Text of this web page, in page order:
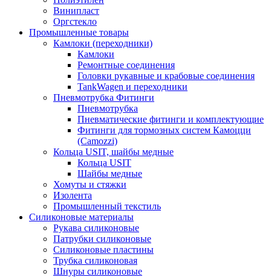
Винипласт
Оргстекло
Промышленные товары
Камлоки (переходники)
Камлоки
Ремонтные соединения
Головки рукавные и крабовые соединения
TankWagen и переходники
Пневмотрубка Фитинги
Пневмотрубка
Пневматические фитинги и комплектующие
Фитинги для тормозных систем Камоцци
(Camozzi)
Кольца USIT, шайбы медные
Кольца USIT
Шайбы медные
Хомуты и стяжки
Изолента
Промышленный текстиль
Силиконовые материалы
Рукава силиконовые
Патрубки силиконовые
Силиконовые пластины
Трубка силиконовая
Шнуры силиконовые